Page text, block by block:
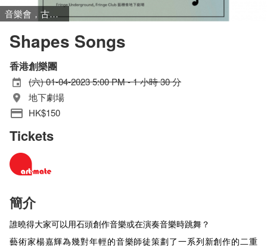
音樂會，古典音樂
Shapes Songs
香港創樂團
(六) 01-04-2023 5:00 PM - 1 小時 30 分
地下劇場
HK$150
Tickets
簡介
誰曉得大家可以用石頭創作音樂或在演奏音樂時跳舞？
藝術家楊嘉輝為幾對年輕的音樂師徒策劃了一系列新創作的二重